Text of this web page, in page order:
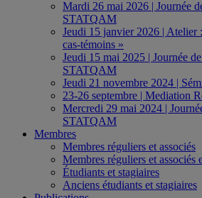
Mardi 26 mai 2026 | Journée
STATQAM
Jeudi 15 janvier 2026 | Atelier
cas-témoins »
Jeudi 15 mai 2025 | Journée
STATQAM
Jeudi 21 novembre 2024 |
23-26 septembre | Mediation
Mercredi 29 mai 2024 |
STATQAM
Membres
Membres réguliers et associés
Membres réguliers et associés
Étudiants et stagiaires
Anciens étudiants et stagiaires